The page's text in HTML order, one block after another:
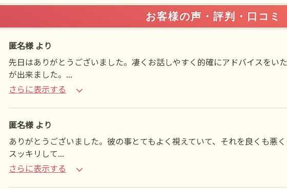
お客様の声・評判・口コミ
匿名様 より
先日はありがとうございました。凄くお話しやすく的確にアドバイスをい
が出来ました。 ...
さらに表示する
匿名様 より
ありがとうございました。彼の事とてもよく視えていて、それを良くも悪
スッキリして...
さらに表示する